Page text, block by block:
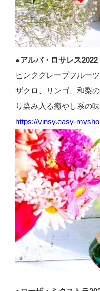
●アルバ・ロサレス2022
ピンクグレープフルー
ザクロ、リンゴ、和梨
り染み入る癒やし系の
https://vinsy.easy-